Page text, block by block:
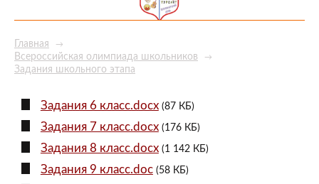
Главная →
Всероссийская олимпиада школьников →
Задания школьного этапа
Задания 6 класс.docx (87 КБ)
Задания 7 класс.docx (176 КБ)
Задания 8 класс.docx (1 142 КБ)
Задания 9 класс.doc (58 КБ)